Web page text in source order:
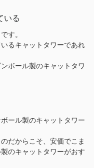
いる
す。
るキャットタワーであれ
ボール製のキャットタワ
ール製のキャットタワー
だからこそ、安価でこま
のキャットタワーがおす